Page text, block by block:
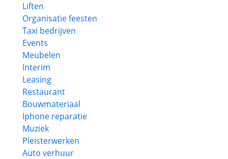
Liften
Organisatie feesten
Taxi bedrijven
Events
Meubelen
Interim
Leasing
Restaurant
Bouwmateriaal
Iphone reparatie
Muziek
Pleisterwerken
Auto verhuur